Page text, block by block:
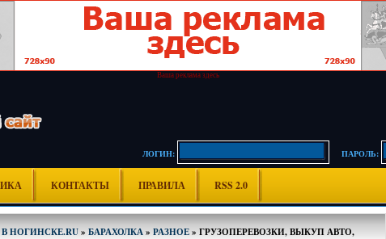
Ваша реклама здесь
ЛОГИН:
ПАРОЛЬ:
КОНТАКТЫ ПРАВИЛА RSS 2.0
В НОГИНСКЕ.RU» БАРАХОЛКА» РАЗНОЕ» ГРУЗОПЕРЕВОЗКИ, ВЫКУП АВТО,